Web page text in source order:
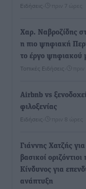
Ειδήσεις πριν 7 ώρες
Χαρ. Ναβροζίδης
η πιο ψηφιακή
το έργο ψηφιακού
Τοπικές Ειδήσεις πριν
Airbnb vs
φιλοξενίας
Ειδήσεις πριν 8 ώρες
Γιάννης Χατζής
βασικοί
Κίνδυνος για
ανάπτυξη